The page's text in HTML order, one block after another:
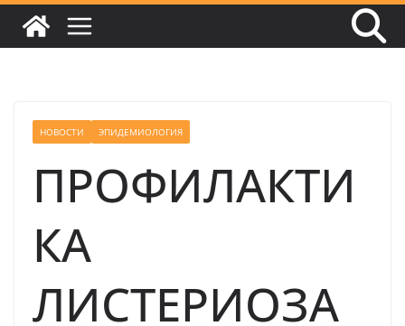
НОВОСТИ ЭПИДЕМИОЛОГИЯ
ПРОФИЛАКТИ
КА
ЛИСТЕРИОЗА